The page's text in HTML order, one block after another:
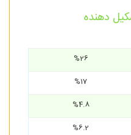
دهنده
%26
%17
%4.8
%6.2